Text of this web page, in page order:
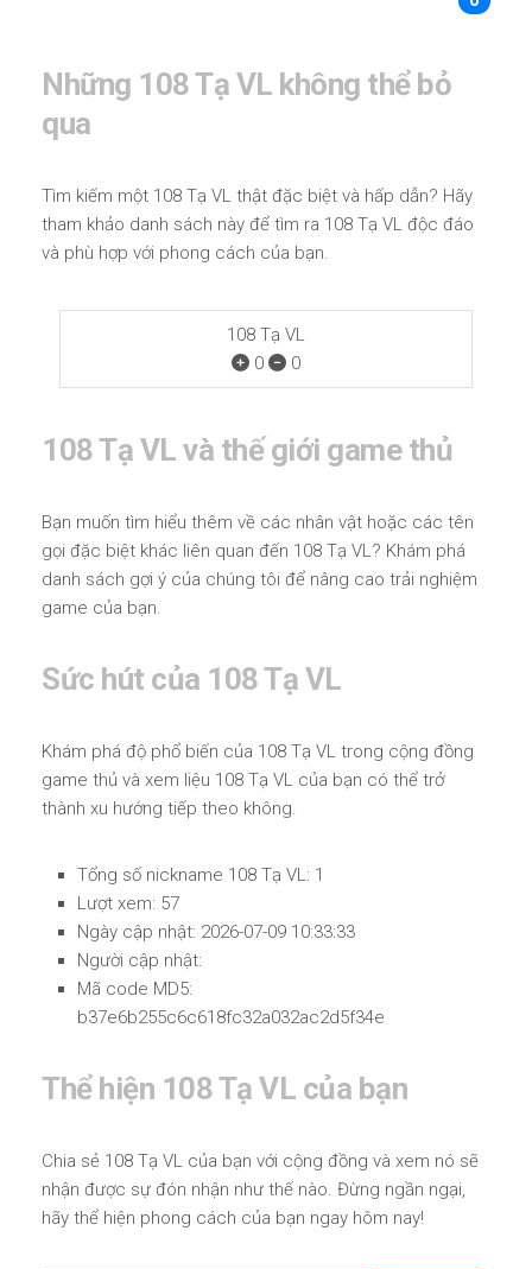
Những 108 Tạ VL không thể bỏ
qua
Tìm kiếm một 108 Tạ VL thật đặc biệt và hấp dẫn? Hãy
tham khảo danh sách này để tìm ra 108 Tạ VL độc đáo
và phù hợp với phong cách của bạn.
108 Tạ VL
0
0
108 Tạ VL và thế giới game thủ
Bạn muốn tìm hiểu thêm về các nhân vật hoặc các tên
gọi đặc biệt khác liên quan đến 108 Tạ VL? Khám phá
danh sách gợi ý của chúng tôi để nâng cao trải nghiệm
game của bạn.
Sức hút của 108 Tạ VL
Khám phá độ phổ biến của 108 Tạ VL trong cộng đồng
game thủ và xem liệu 108 Tạ VL của bạn có thể trở
thành xu hướng tiếp theo không.
Tổng số nickname 108 Tạ VL: 1
Lượt xem: 57
Ngày cập nhật: 2026-07-09 10:33:33
Người cập nhật:
Mã code MD5:
b37e6b255c6c618fc32a032ac2d5f34e
Thể hiện 108 Tạ VL của bạn
Chia sẻ 108 Tạ VL của bạn với cộng đồng và xem nó sẽ
nhận được sự đón nhận như thế nào. Đừng ngần ngại,
hãy thể hiện phong cách của bạn ngay hôm nay!